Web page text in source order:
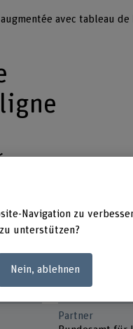
avec tableau
Partner
Navigation zu
unterstützen?
Nein, ablehnen